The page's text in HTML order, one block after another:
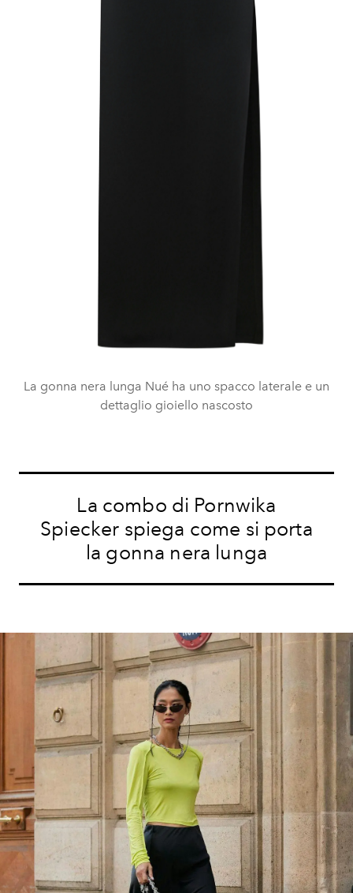
La gonna nera lunga Nué ha uno spacco laterale e un
dettaglio gioiello nascosto
La combo di Pornwika
Spiecker spiega come si porta
la gonna nera lunga